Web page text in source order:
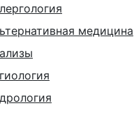
медицина